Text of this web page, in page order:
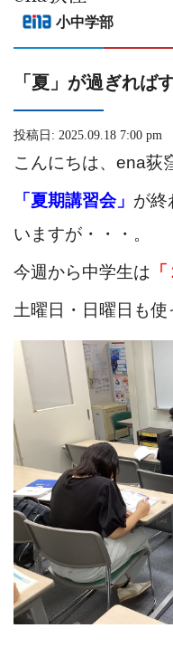
小中学部
「夏」が過ぎれば
投稿日: 2025.09.18 7:00 pm
こんにちは、ena荻
「夏期講習会」 が終
いますが・・・。
今週から中学生は
土曜日・日曜日も使